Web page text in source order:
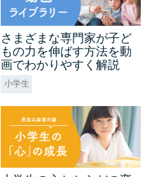
さまざまな専門家が子ど
もの力を伸ばす方法を動
画でわかりやすく解説
小学生